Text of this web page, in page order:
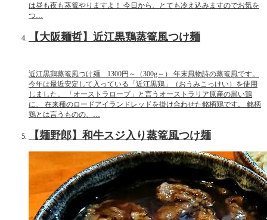
は昼も夜も蒸篭やりますよ！ 今日から、とても冷え込みますのでお気を
つ…
【大阪麺哲】近江黒鶏蒸篭風つけ麺
近江黒鶏蒸篭風つけ麺 1300円～（300g～） 年末風物詩の蒸篭風です。
今年は最近安定して入っている「近江黒鶏」（おうみこっけい）を使用
しました。 「オーストラロープ」と言うオーストラリア原産の黒い鶏
に、 在来種のロードアイランドレッドを掛け合わせた銘柄鶏です。 銘柄
鶏とは言うものの、…
【麺野郎】和牛スジ入り蒸篭風つけ麺